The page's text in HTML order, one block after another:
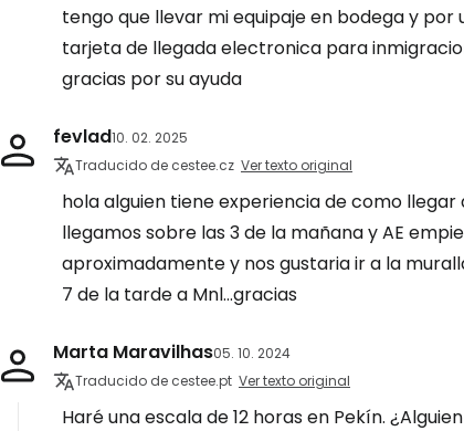
tengo que llevar mi equipaje en bodega y
tarjeta de llegada electronica para
gracias por su ayuda
fevlad10. 02. 2025
Traducido de cestee.cz Ver texto original
hola alguien tiene experiencia de como
llegamos sobre las 3 de la mañana y AE
aproximadamente y nos gustaria ir a la
7 de la tarde a Mnl...gracias
Marta Maravilhas05. 10. 2024
Traducido de cestee.pt Ver texto original
Haré una escala de 12 horas en Pekín.